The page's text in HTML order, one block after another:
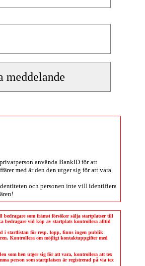
använda BankID för att
med är den den utger sig för att vara.
och personen inte vill identifiera
som främst försöker sälja startplatser till
bedragare vid köp av startplats kontrollera alltid
i startlistan för resp. lopp, finns ingen publik
Kontrollera om möjligt kontaktuppgifter med
som hen utger sig för att vara, kontrollera att tex
person som startplatsen är registrerad på via tex